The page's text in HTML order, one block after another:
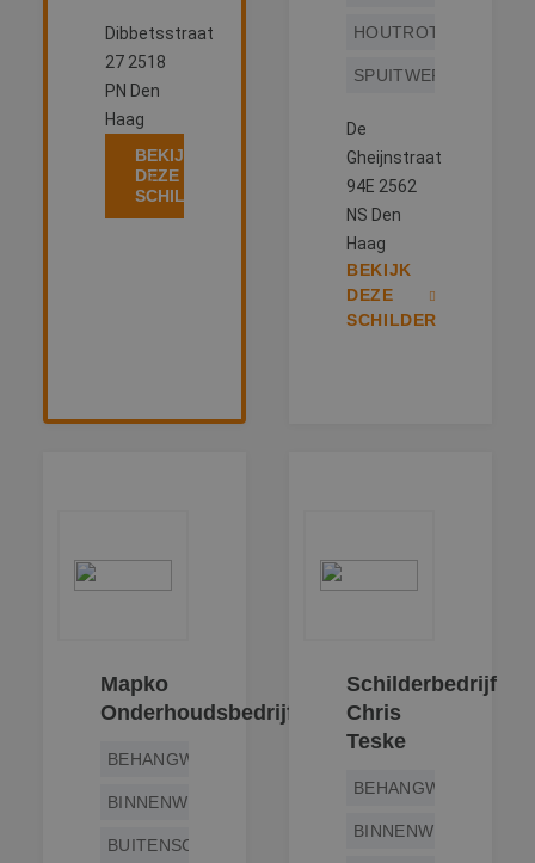
Dibbetsstraat
27 2518
PN Den
Haag
BEKIJK
DEZE
SCHILDER
HOUTROTREPARATIE
SPUITWERK
De
Gheijnstraat
94E 2562
NS Den
Haag
BEKIJK
DEZE
SCHILDER
Mapko
Onderhoudsbedrijf
BEHANGWERK
BINNENWERK
BUITENSCHILDERWERK
Schilderbedrijf
Chris
Teske
BEHANGWERK
BINNENWERK